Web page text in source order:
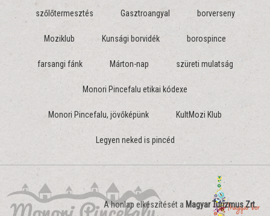
szőlőtermesztés Gasztroangyal borverseny
Moziklub Kunsági borvidék borospince
farsangi fánk Márton-nap szüreti mulatság
Monori Pincefalu etikai kódexe
Monori Pincefalu, jövőképünk KultMozi Klub
Legyen neked is pincéd
A honlap elkészítését a Magyar Turizmus Zrt.